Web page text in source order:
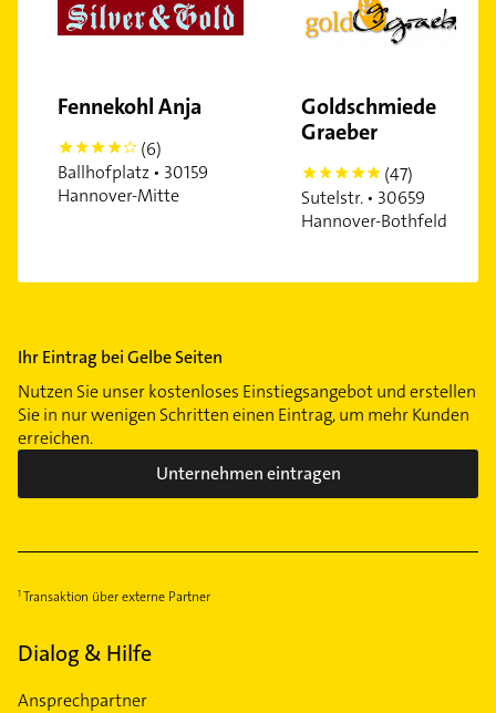
Fennekohl Anja
4
(6)
Ballhofplatz • 30159
Hannover-Mitte
Goldschmiede
Graeber
5
(47)
Sutelstr. • 30659
Hannover-Bothfeld
Ihr Eintrag bei Gelbe Seiten
Nutzen Sie unser kostenloses Einstiegsangebot und erstellen
Sie in nur wenigen Schritten einen Eintrag, um mehr Kunden
erreichen.
Unternehmen eintragen
Transaktion über externe Partner
Dialog & Hilfe
Ansprechpartner